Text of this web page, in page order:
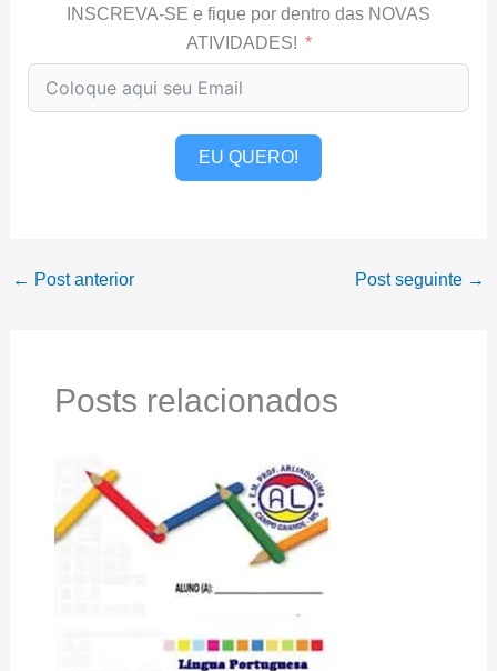
INSCREVA-SE e fique por dentro das NOVAS
ATIVIDADES!
EU QUERO!
← Post anterior Post seguinte →
Posts relacionados